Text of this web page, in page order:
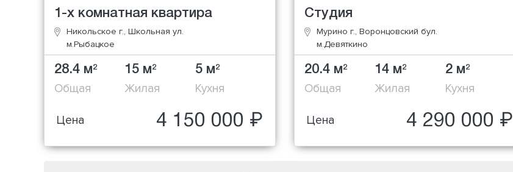
1-х комнатная квартира
Никольское г., Школьная ул.
м.Рыбацкое
28.4 м2
Общая
15 м2
Жилая
5 м2
Кухня
Цена 4 150 000 ₽
Студия
Мурино г., Воронцовский бул.
м.Девяткино
20.4 м2
Общая
14 м2
Жилая
2 м2
Кухня
Цена 4 290 000 ₽